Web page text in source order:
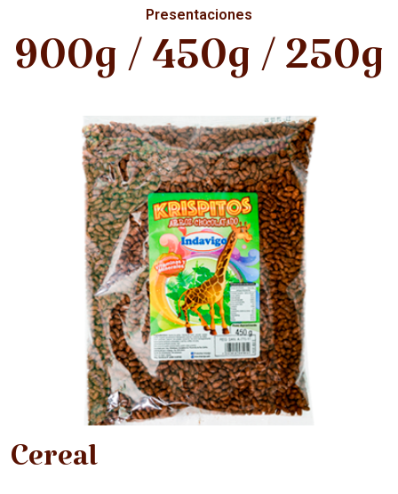
Presentaciones
900g / 450g / 250g
Cereal